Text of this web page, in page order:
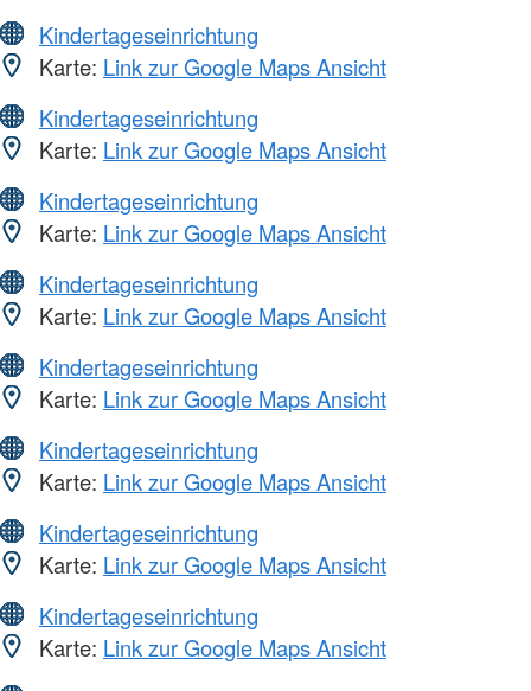
Kindertageseinrichtung
Karte: Link zur Google Maps Ansicht
Kindertageseinrichtung
Karte: Link zur Google Maps Ansicht
Kindertageseinrichtung
Karte: Link zur Google Maps Ansicht
Kindertageseinrichtung
Karte: Link zur Google Maps Ansicht
Kindertageseinrichtung
Karte: Link zur Google Maps Ansicht
Kindertageseinrichtung
Karte: Link zur Google Maps Ansicht
Kindertageseinrichtung
Karte: Link zur Google Maps Ansicht
Kindertageseinrichtung
Karte: Link zur Google Maps Ansicht